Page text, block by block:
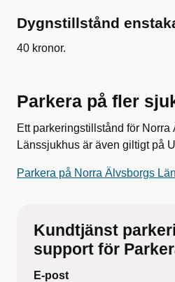
Dygnstillstånd
40 kronor.
Parkera på fler
Ett parkeringstillstånd för Norra
Länssjukhus är även giltigt på
Parkera på Norra Älvsborgs
Kundtjänst
support för
E-post